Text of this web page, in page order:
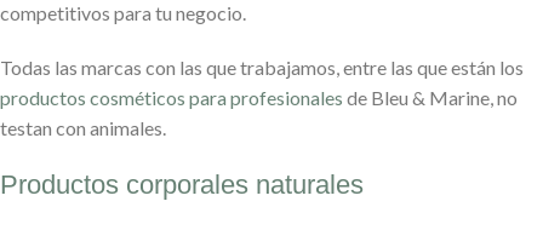
competitivos para tu negocio.
Todas las marcas con las que trabajamos, entre las que están los
productos cosméticos para profesionales de Bleu & Marine, no
testan con animales.
Productos corporales naturales